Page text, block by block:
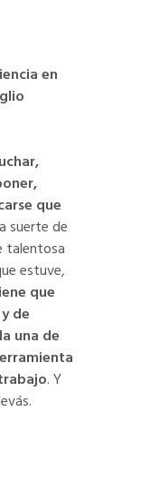
en
que
suerte de
talentosa
estuve,
que
de
una de
. Y